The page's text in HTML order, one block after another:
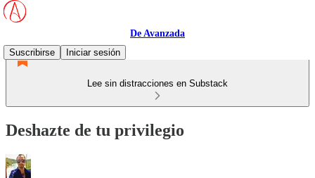
De Avanzada
Suscribirse
Iniciar sesión
Lee sin distracciones en Substack
Deshazte de tu privilegio